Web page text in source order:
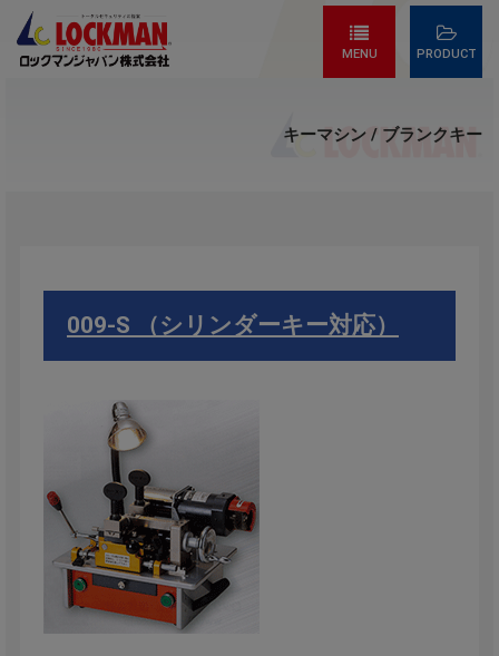
MENU PRODUCT
キーマシン / ブランクキー
009-S （シリンダーキー対応）